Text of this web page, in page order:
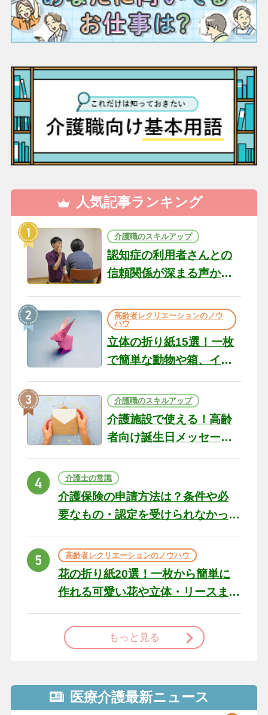
人気記事ランキング
介護職のスキルアップ
認知症の利用者さんとの
信頼関係が深まる声かけ
の現場から（22）
高齢者レクリエーションのノウ
ハウ
立体の折り紙15選！一枚
で簡単な動物や箱、イン
介護職のスキルアップ
介護施設で使える！高齢
者向け誕生日メッセージ
ト
介護士の常識
介護保険の申請方法は？条件や必
要なもの・認定を受けられなかっ
高齢者レクリエーションのノウハウ
花の折り紙20選！一枚から簡単に
作れる可愛い花や立体・リースま
もっと見る
医療介護最新ニュース